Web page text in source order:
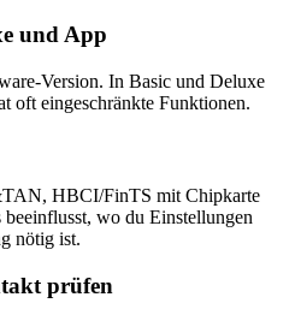
und App
In Basic und Deluxe
oft eingeschränkte Funktionen.
HBCI/FinTS mit Chipkarte
wo du Einstellungen
nötig ist.
prüfen